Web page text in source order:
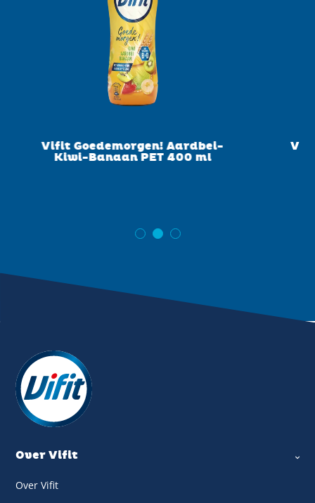
Vifit Goedemorgen! Aardbei-
Kiwi-Banaan PET 400 ml
Over Vifit
Over Vifit